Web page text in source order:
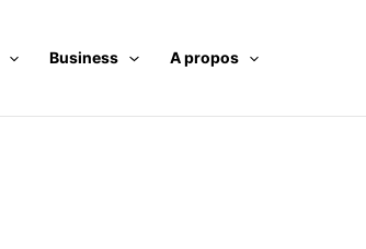
Business A propos